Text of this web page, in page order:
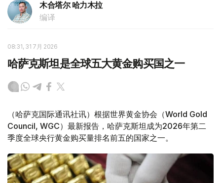
木合塔尔 哈力木拉
编译
08:31, 31 7月 2026
哈萨克斯坦是全球五大黄金购买国之一
（哈萨克国际通讯社讯）根据世界黄金协会（World Gold
Council, WGC）最新报告，哈萨克斯坦成为2026年第二
季度全球央行黄金购买量排名前五的国家之一。